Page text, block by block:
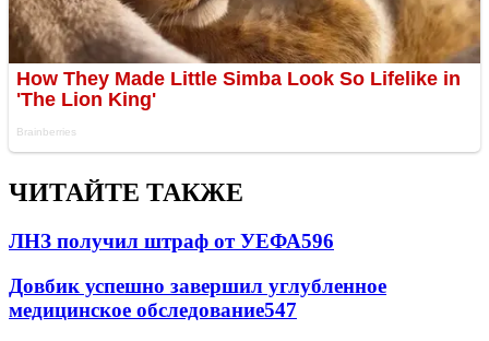
ЧИТАЙТЕ ТАКЖЕ
ЛНЗ получил штраф от УЕФА596
Довбик успешно завершил углубленное
медицинское обследование547